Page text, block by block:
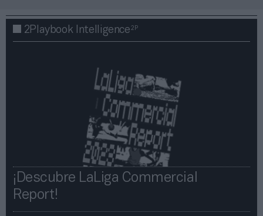
2Playbook Intelligence2P
¡Descubre LaLiga Commercial
Report!​​